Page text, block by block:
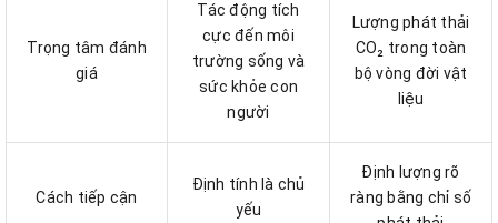
Trọng tâm đánh
giá
Tác động tích
cực đến môi
trường sống và
sức khỏe con
người
Lượng phát thải
CO₂ trong toàn
bộ vòng đời vật
liệu
Cách tiếp cận
Định tính là chủ
yếu
Định lượng rõ
ràng bằng chỉ số